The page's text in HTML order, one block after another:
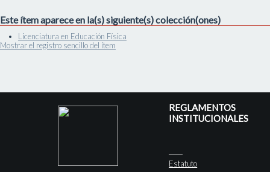
Este ítem aparece en la(s) siguiente(s) colección(ones)
Licenciatura en Educación Física
Mostrar el registro sencillo del ítem
REGLAMENTOS
INSTITUCIONALES
Estatuto